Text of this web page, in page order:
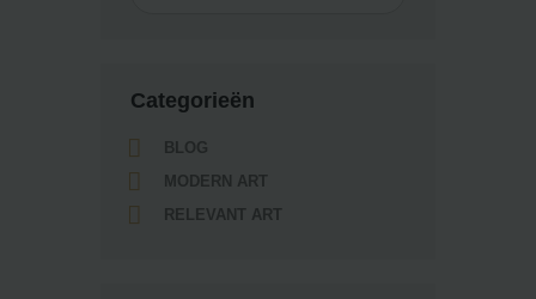
Categorieën
BLOG
MODERN ART
RELEVANT ART